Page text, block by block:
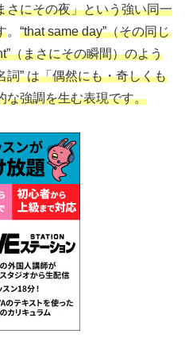
さにその夜」という強い同一
。 “that same day”（その同じ
（まさにその瞬間）のよう
詞” は「偶然にも・奇しくも
な強調を生む表現です。